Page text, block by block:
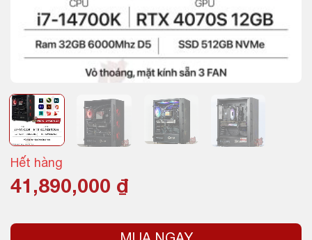
Hết hàng
41,890,000 ₫